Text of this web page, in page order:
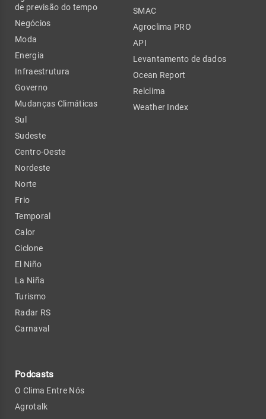
de previsão do tempo
Negócios
Moda
Energia
Infraestrutura
Governo
Mudanças Climáticas
Sul
Sudeste
Centro-Oeste
Nordeste
Norte
Frio
Temporal
Calor
Ciclone
El Niño
La Niña
Turismo
Radar RS
Carnaval
Podcasts
O Clima Entre Nós
Agrotalk
SMAC
Agroclima PRO
API
Levantamento de dados
Ocean Report
Relclima
Weather Index